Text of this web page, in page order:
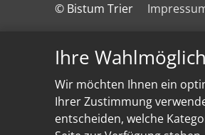
Ihre
Wir möchten Ihnen ein
Ihrer Zustimmung
entscheiden, welche
© Bistum Trier